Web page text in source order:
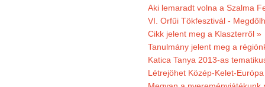
Aki lemaradt volna a Szalma
VI. Orfűi Tökfesztivál -
Cikk jelent meg a Klaszterről »
Tanulmány jelent meg a
Katica Tanya 2013-as
Létrejöhet Közép-Kelet-